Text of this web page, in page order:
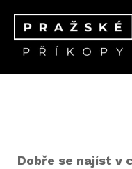
Dobře se najíst v